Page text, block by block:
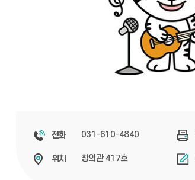
전화 031-610-4840
위치 창의관 417호